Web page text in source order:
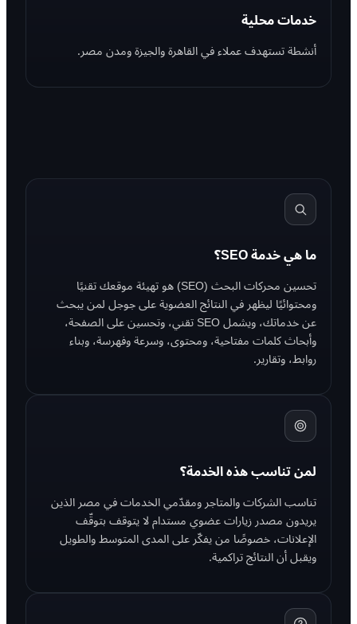
خدمات محلية
أنشطة تستهدف عملاء في القاهرة والجيزة ومدن مصر.
ما هي خدمة SEO؟
تحسين محركات البحث (SEO) هو تهيئة موقعك تقنيًا
ومحتوائيًا ليظهر في النتائج العضوية على جوجل لمن يبحث
عن خدماتك، ويشمل SEO تقني، وتحسين على الصفحة،
وأبحاث كلمات مفتاحية، ومحتوى، وسرعة وفهرسة، وبناء
روابط، وتقارير.
لمن تناسب هذه الخدمة؟
تناسب الشركات والمتاجر ومقدّمي الخدمات في مصر الذين
يريدون مصدر زيارات عضوي مستدام لا يتوقف بتوقّف
الإعلانات، خصوصًا من يفكّر على المدى المتوسط والطويل
ويقبل أن النتائج تراكمية.